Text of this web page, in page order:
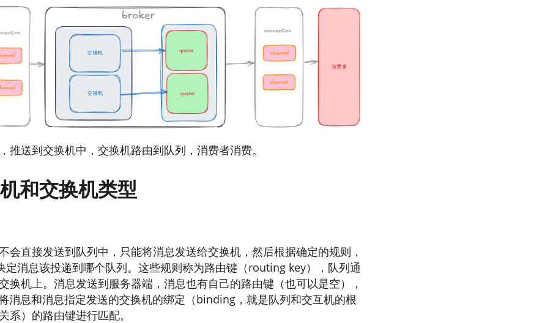
推送到交换机中，交换机路由到队列，消费者消费。
和交换机类型
会直接发送到队列中，只能将消息发送给交换机，然后根据确定的规则，
定消息该投递到哪个队列。这些规则称为路由键（routing key），队列通
换机上。消息发送到服务器端，消息也有自己的路由键（也可以是空），
消息和消息指定发送的交换机的绑定（binding，就是队列和交互机的根
系）的路由键进行匹配。